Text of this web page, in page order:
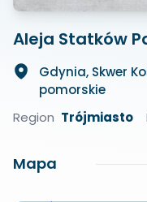
Aleja Statków
Gdynia, Skwer
pomorskie
Region Trójmiasto
Mapa